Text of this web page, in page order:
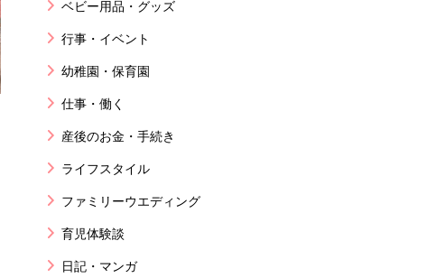
ベビー用品・グッズ
行事・イベント
幼稚園・保育園
仕事・働く
産後のお金・手続き
ライフスタイル
ファミリーウエディング
育児体験談
日記・マンガ